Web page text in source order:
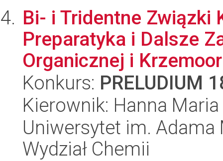
Bi- i Tridentne Związki
Preparatyka i Dalsze
Organicznej i
Konkurs: PRELUDIUM
Kierownik: Hanna
Uniwersytet im.
Wydział Chemii